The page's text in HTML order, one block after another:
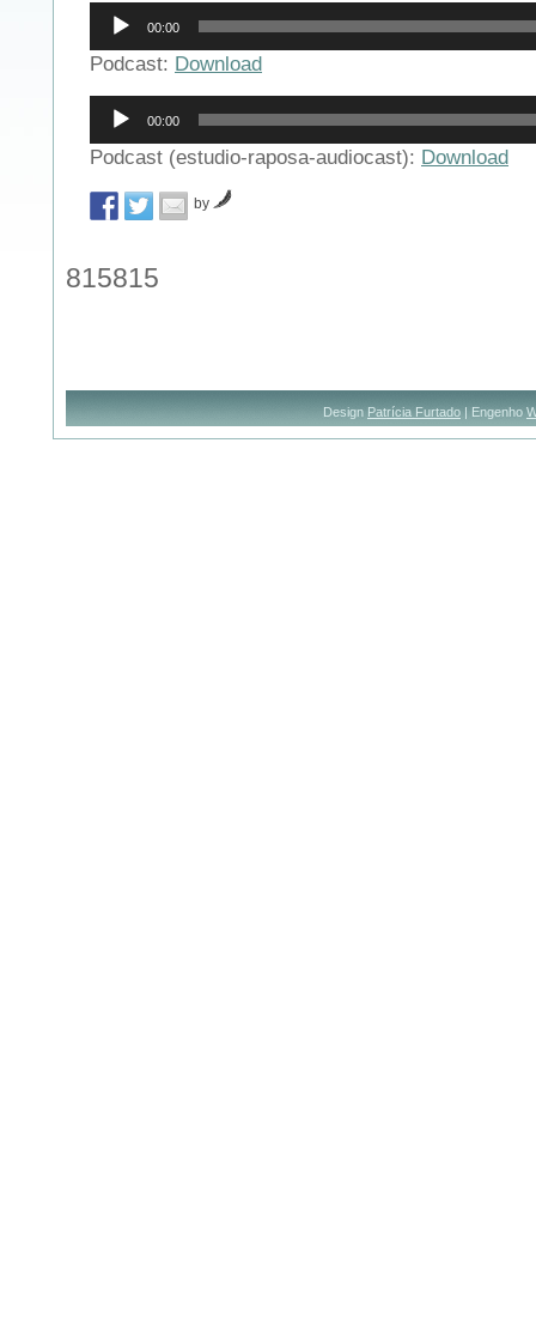
Reprodutor
áudio
00:00
Podcast: Download
Reprodutor
áudio
00:00
Podcast (estudio-raposa-audiocast): Download
by
815815
Design Patrícia Furtado | Engenho